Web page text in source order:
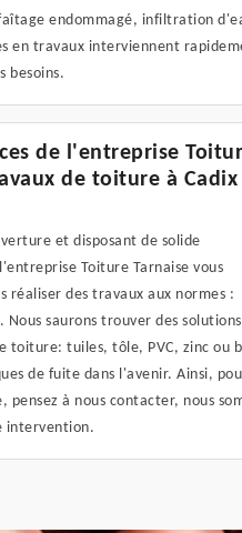
endommagé, infiltration
en travaux interviennent
besoins.
de l'entreprise
de toiture à
et disposant de solide
Toiture Tarnaise vous
réaliser des travaux aux normes :
saurons trouver des solutions
toiture: tuiles, tôle, PVC, zinc ou
de fuite dans l'avenir. Ainsi,
à nous contacter, nous
intervention.